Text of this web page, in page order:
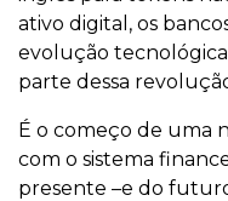
ativo digital, os
evolução
parte dessa
É o começo de uma
com o sistema
presente –e do